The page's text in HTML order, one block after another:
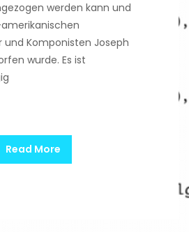
werden kann und
und Komponisten Joseph
wurde. Es ist
Read More